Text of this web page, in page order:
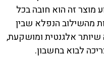
מוצר זה הוא חובה בכל
מהשילוב הנפלא שבין
שיותר אלגנטית ומושקעת,
לבוא בחשבון.